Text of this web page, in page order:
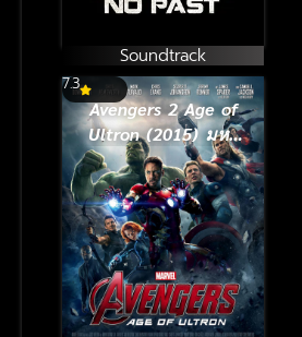
Soundtrack
7.3
Avengers 2 Age of
Ultron (2015) มหา
ศึกอัลตรอนถล่มโลก